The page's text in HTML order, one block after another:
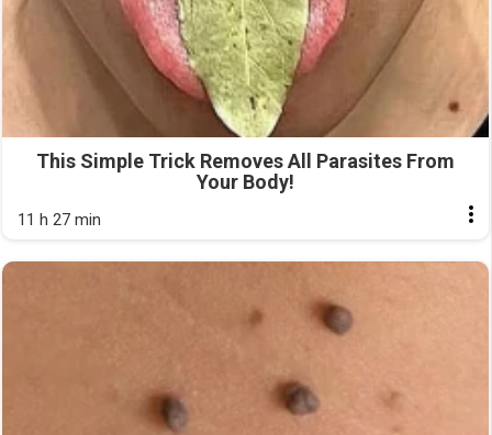
This Simple Trick Removes All Parasites From
Your Body!
11 h 27 min